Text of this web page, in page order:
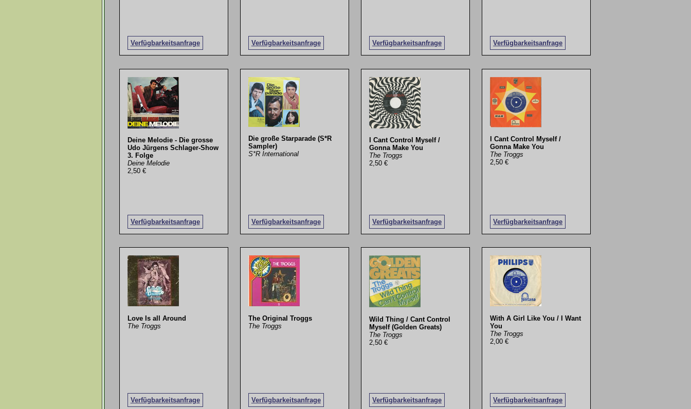
Verfügbarkeitsanfrage Verfügbarkeitsanfrage Verfügbarkeitsanfrage Verfügbarkeitsanfrage
Deine Melodie - Die grosse
Udo Jürgens Schlager-Show
3. Folge
Deine Melodie
2,50 €
Verfügbarkeitsanfrage
Die große Starparade (S*R
Sampler)
S*R International
Verfügbarkeitsanfrage
I Cant Control Myself /
Gonna Make You
The Troggs
2,50 €
Verfügbarkeitsanfrage
I Cant Control Myself /
Gonna Make You
The Troggs
2,50 €
Verfügbarkeitsanfrage
Love Is all Around
The Troggs
Verfügbarkeitsanfrage
The Original Troggs
The Troggs
Verfügbarkeitsanfrage
Wild Thing / Cant Control
Myself (Golden Greats)
The Troggs
2,50 €
Verfügbarkeitsanfrage
With A Girl Like You / I Want
You
The Troggs
2,00 €
Verfügbarkeitsanfrage